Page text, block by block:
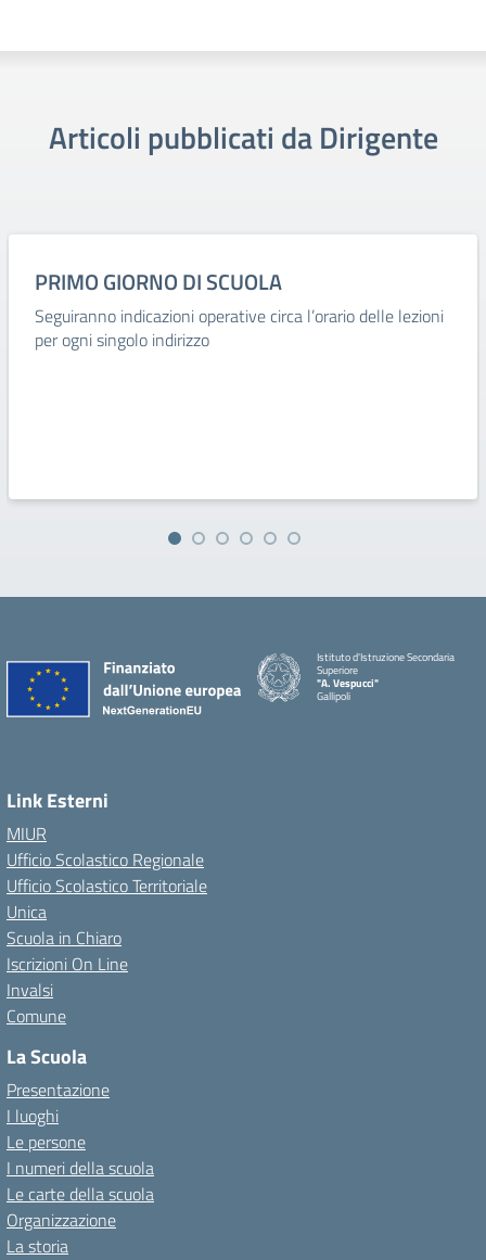
Articoli pubblicati da Dirigente
PRIMO GIORNO DI SCUOLA
Seguiranno indicazioni operative circa l’orario delle lezioni
per ogni singolo indirizzo
Istituto d'Istruzione Secondaria
Superiore
"A. Vespucci"
Gallipoli
Link Esterni
MIUR
Ufficio Scolastico Regionale
Ufficio Scolastico Territoriale
Unica
Scuola in Chiaro
Iscrizioni On Line
Invalsi
Comune
La Scuola
Presentazione
I luoghi
Le persone
I numeri della scuola
Le carte della scuola
Organizzazione
La storia